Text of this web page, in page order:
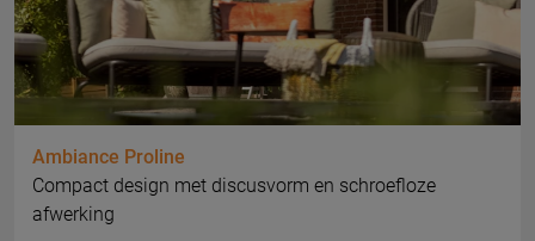
Ambiance Proline
Compact design met discusvorm en schroefloze
afwerking